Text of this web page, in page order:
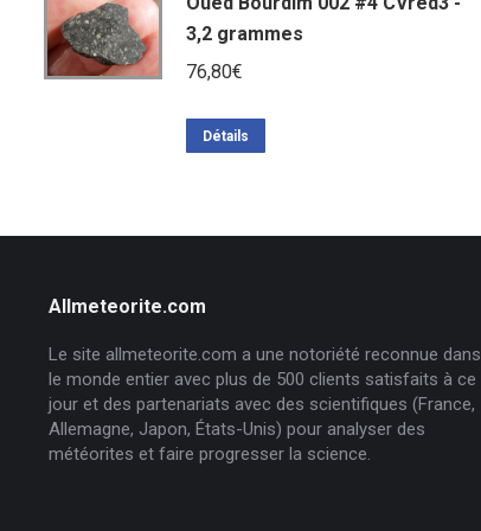
3,2 grammes
76,80€
Détails
Allmeteorite.com
Le site allmeteorite.com a une notoriété reconnue dans
le monde entier avec plus de 500 clients satisfaits à ce
jour et des partenariats avec des scientifiques (France,
Allemagne, Japon, États-Unis) pour analyser des
météorites et faire progresser la science.